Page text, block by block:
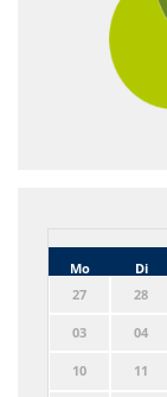
Mo
Di
27
28
03 04
10 11